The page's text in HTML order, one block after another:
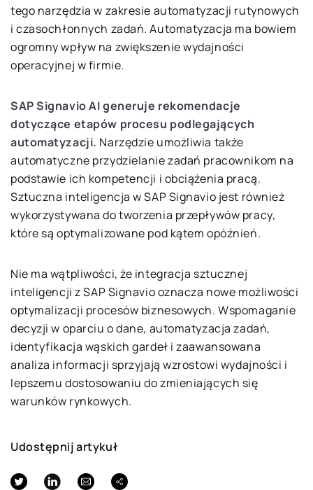
tego narzędzia w zakresie automatyzacji rutynowych
i czasochłonnych zadań. Automatyzacja ma bowiem
ogromny wpływ na zwiększenie wydajności
operacyjnej w firmie.
SAP Signavio AI generuje rekomendacje
dotyczące etapów procesu podlegających
automatyzacji. Narzędzie umożliwia także
automatyczne przydzielanie zadań pracownikom na
podstawie ich kompetencji i obciążenia pracą.
Sztuczna inteligencja w SAP Signavio jest również
wykorzystywana do tworzenia przepływów pracy,
które są optymalizowane pod kątem opóźnień.
Nie ma wątpliwości, że integracja sztucznej
inteligencji z SAP Signavio oznacza nowe możliwości
optymalizacji procesów biznesowych. Wspomaganie
decyzji w oparciu o dane, automatyzacja zadań,
identyfikacja wąskich gardeł i zaawansowana
analiza informacji sprzyjają wzrostowi wydajności i
lepszemu dostosowaniu do zmieniających się
warunków rynkowych.
Udostępnij artykuł